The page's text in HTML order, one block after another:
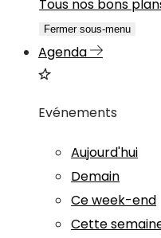
Tous nos bons
Fermer sous-menu
Agenda
Evénements
Aujourd'hui
Demain
Ce week-end
Cette